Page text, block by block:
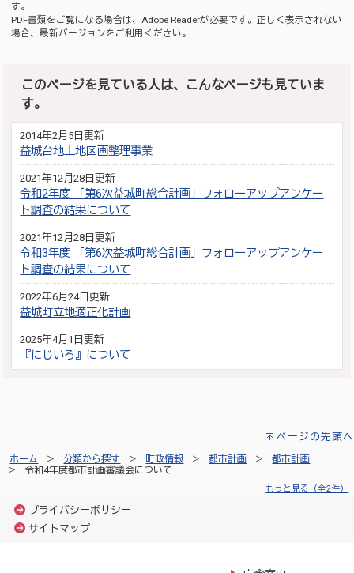
す。
PDF書類をご覧になる場合は、Adobe Readerが必要です。正しく表示されない
場合、最新バージョンをご利用ください。
このページを見ている人は、こんなページも見ていま
す。
2014年2月5日更新
益城台地土地区画整理事業
2021年12月28日更新
令和2年度 「第6次益城町総合計画」フォローアップアンケー
ト調査の結果について
2021年12月28日更新
令和3年度 「第6次益城町総合計画」フォローアップアンケー
ト調査の結果について
2022年6月24日更新
益城町立地適正化計画
2025年4月1日更新
『にじいろ』について
ページの先頭へ
ホーム 分類から探す 町政情報 都市計画
都市計画
令和4年度都市計画審議会について
もっと見る（全2件）
プライバシーポリシー
サイトマップ